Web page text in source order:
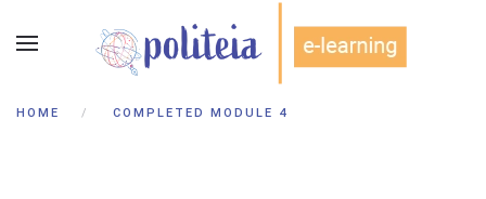
HOME COMPLETED MODULE 4